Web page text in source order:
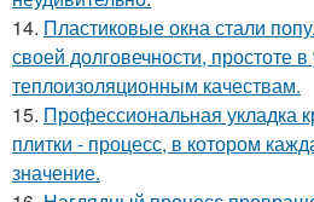
14. Пластиковые окна стали
своей долговечности, простоте
теплоизоляционным качествам.
15. Профессиональная укладка
плитки - процесс, в котором
значение.